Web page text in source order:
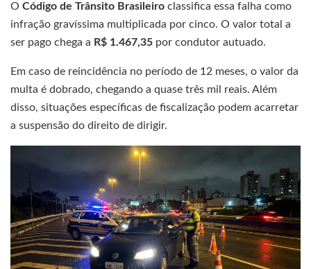
O Código de Trânsito Brasileiro classifica essa falha como
infração gravíssima multiplicada por cinco. O valor total a
ser pago chega a R$ 1.467,35 por condutor autuado.
Em caso de reincidência no período de 12 meses, o valor da
multa é dobrado, chegando a quase três mil reais. Além
disso, situações específicas de fiscalização podem acarretar
a suspensão do direito de dirigir.